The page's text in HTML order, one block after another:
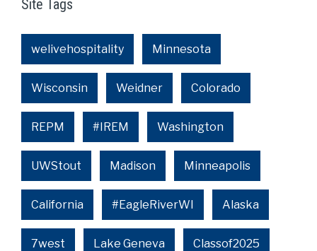
Site Tags
welivehospitality Minnesota
Wisconsin Weidner Colorado
REPM #IREM Washington
UWStout Madison Minneapolis
California #EagleRiverWI Alaska
7west Lake Geneva Classof2025